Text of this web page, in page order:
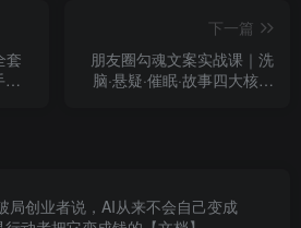
套
下一篇
朋友圈勾魂文案实战课｜洗
脑·悬疑·催眠·故事四大核心
局创业者说，AI从来不会自己变成